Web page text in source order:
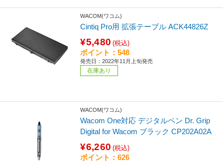
WACOM(ワコム)
Cintiq Pro用 拡張テーブル ACK44826Z
¥5,480 (税込)
ポイント：548
発売日：2022年11月上旬発売
在庫あり
WACOM(ワコム)
Wacom One対応 デジタルペン Dr. Grip
Digital for Wacom ブラック CP202A02A
¥6,260 (税込)
ポイント：626